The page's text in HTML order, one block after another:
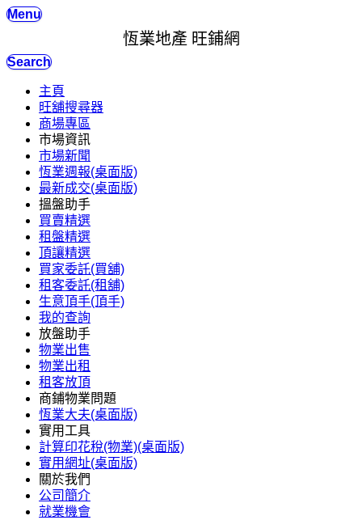
Menu
恆業地產 旺鋪網
Search
主頁
旺舖搜尋器
商場專區
市場資訊
市場新聞
恆業週報(桌面版)
最新成交(桌面版)
搵盤助手
買賣精選
租盤精選
頂讓精選
買家委託(買舖)
租客委託(租舖)
生意頂手(頂手)
我的查詢
放盤助手
物業出售
物業出租
租客放頂
商鋪物業問題
恆業大夫(桌面版)
實用工具
計算印花稅(物業)(桌面版)
實用網址(桌面版)
關於我們
公司簡介
就業機會